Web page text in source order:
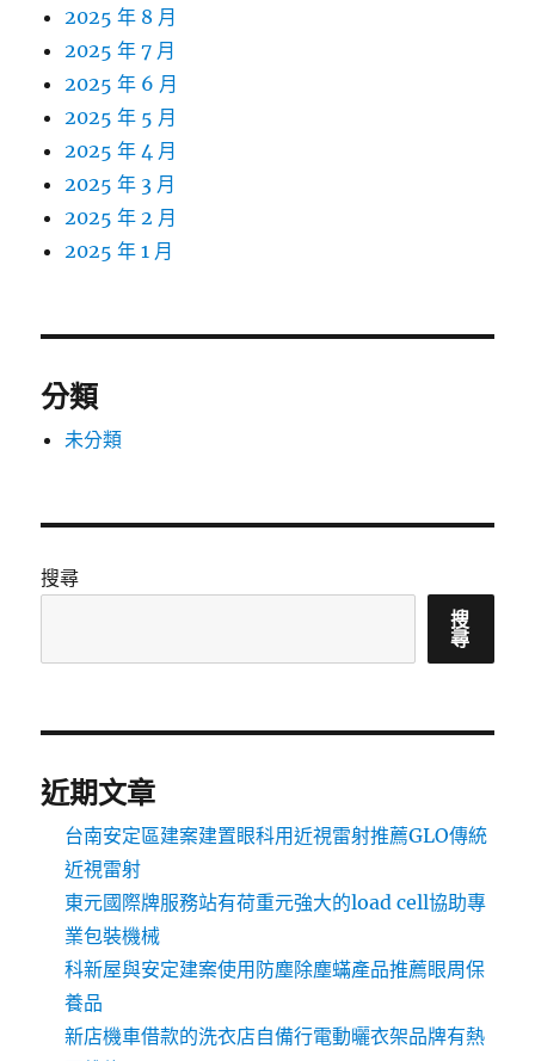
2025 年 8 月
2025 年 7 月
2025 年 6 月
2025 年 5 月
2025 年 4 月
2025 年 3 月
2025 年 2 月
2025 年 1 月
分類
未分類
搜尋
搜
尋
近期文章
台南安定區建案建置眼科用近視雷射推薦GLO傳統
近視雷射
東元國際牌服務站有荷重元強大的load cell協助專
業包裝機械
科新屋與安定建案使用防塵除塵蟎產品推薦眼周保
養品
新店機車借款的洗衣店自備行電動曬衣架品牌有熱